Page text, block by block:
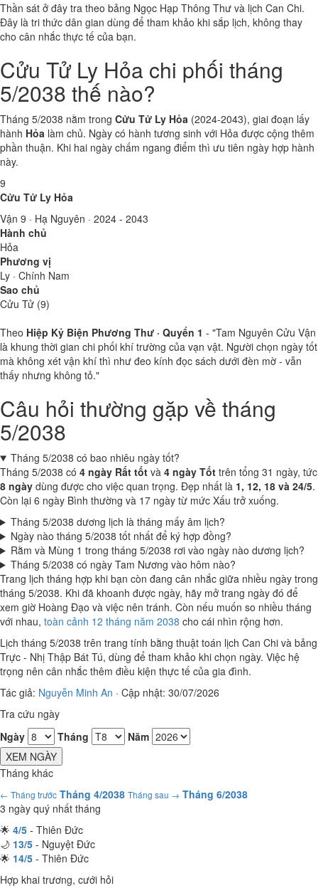
Thần sát ở đây tra theo bảng Ngọc Hạp Thông Thư và lịch Can Chi.
Đây là tri thức dân gian dùng để tham khảo khi sắp lịch, không thay
cho cân nhắc thực tế của bạn.
Cửu Tử Ly Hỏa chi phối tháng
5/2038 thế nào?
Tháng 5/2038 nằm trong Cửu Tử Ly Hỏa (2024-2043), giai đoạn lấy
hành Hỏa làm chủ. Ngày có hành tương sinh với Hỏa được cộng thêm
phần thuận. Khi hai ngày chấm ngang điểm thì ưu tiên ngày hợp hành
này.
9
Cửu Tử Ly Hỏa
Vận 9 · Hạ Nguyên · 2024 - 2043
Hành chủ
Hỏa
Phương vị
Ly · Chính Nam
Sao chủ
Cửu Tử (9)
Theo Hiệp Kỷ Biện Phương Thư · Quyển 1 - "Tam Nguyên Cửu Vận
là khung thời gian chi phối khí trường của vạn vật. Người chọn ngày tốt
mà không xét vận khí thì như đeo kính đọc sách dưới đèn mờ - vẫn
thấy nhưng không tỏ."
Câu hỏi thường gặp về tháng
5/2038
Tháng 5/2038 có bao nhiêu ngày tốt?
Tháng 5/2038 có 4 ngày Rất tốt và 4 ngày Tốt trên tổng 31 ngày, tức
8 ngày dùng được cho việc quan trọng. Đẹp nhất là 1, 12, 18 và 24/5.
Còn lại 6 ngày Bình thường và 17 ngày từ mức Xấu trở xuống.
Tháng 5/2038 dương lịch là tháng mấy âm lịch?
Ngày nào tháng 5/2038 tốt nhất để ký hợp đồng?
Rằm và Mùng 1 trong tháng 5/2038 rơi vào ngày nào dương lịch?
Tháng 5/2038 có ngày Tam Nương vào hôm nào?
Trang lịch tháng hợp khi bạn còn đang cân nhắc giữa nhiều ngày trong
tháng 5/2038. Khi đã khoanh được ngày, hãy mở trang ngày đó để
xem giờ Hoàng Đạo và việc nên tránh. Còn nếu muốn so nhiều tháng
với nhau, toàn cảnh 12 tháng năm 2038 cho cái nhìn rộng hơn.
Lịch tháng 5/2038 trên trang tính bằng thuật toán lịch Can Chi và bảng
Trực - Nhị Thập Bát Tú, dùng để tham khảo khi chọn ngày. Việc hệ
trọng nên cân nhắc thêm điều kiện thực tế của gia đình.
Tác giả: Nguyễn Minh An · Cập nhật: 30/07/2026
Tra cứu ngày
Ngày
Tháng
Năm
XEM NGÀY
Tháng khác
← Tháng trước Tháng 4/2038 Tháng sau → Tháng 6/2038
3 ngày quý nhất tháng
🌟 4/5 - Thiên Đức
🌙 13/5 - Nguyệt Đức
🌟 14/5 - Thiên Đức
Hợp khai trương, cưới hỏi